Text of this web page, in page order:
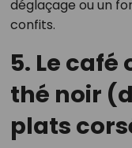
déglaçage ou un
confits.
5. Le café
thé noir
plats